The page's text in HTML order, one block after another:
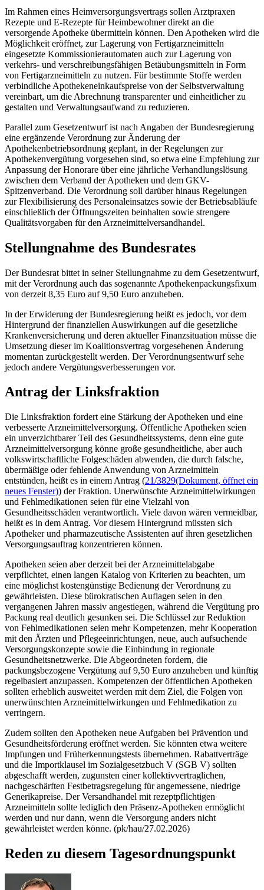
Im Rahmen eines Heimversorgungsvertrags sollen Arztpraxen
Rezepte und E-Rezepte für Heimbewohner direkt an die
versorgende Apotheke übermitteln können. Den Apotheken wird die
Möglichkeit eröffnet, zur Lagerung von Fertigarzneimitteln
eingesetzte Kommissionierautomaten auch zur Lagerung von
verkehrs- und verschreibungsfähigen Betäubungsmitteln in Form
von Fertigarzneimitteln zu nutzen. Für bestimmte Stoffe werden
verbindliche Apothekeneinkaufspreise von der Selbstverwaltung
vereinbart, um die Abrechnung transparenter und einheitlicher zu
gestalten und Verwaltungsaufwand zu reduzieren.
Parallel zum Gesetzentwurf ist nach Angaben der Bundesregierung
eine ergänzende Verordnung zur Änderung der
Apothekenbetriebsordnung geplant, in der Regelungen zur
Apothekenvergütung vorgesehen sind, so etwa eine Empfehlung zur
Anpassung der Honorare über eine jährliche Verhandlungslösung
zwischen dem Verband der Apotheken und dem GKV-
Spitzenverband. Die Verordnung soll darüber hinaus Regelungen
zur Flexibilisierung des Personaleinsatzes sowie der Betriebsabläufe
einschließlich der Öffnungszeiten beinhalten sowie strengere
Qualitätsvorgaben für den Arzneimittelversandhandel.
Stellungnahme des Bundesrates
Der Bundesrat bittet in seiner Stellungnahme zu dem Gesetzentwurf,
mit der Verordnung auch das sogenannte Apothekenpackungsfixum
von derzeit 8,35 Euro auf 9,50 Euro anzuheben.
In der Erwiderung der Bundesregierung heißt es jedoch, vor dem
Hintergrund der finanziellen Auswirkungen auf die gesetzliche
Krankenversicherung und deren aktueller Finanzsituation müsse die
Umsetzung dieser im Koalitionsvertrag vorgesehenen Änderung
momentan zurückgestellt werden. Der Verordnungsentwurf sehe
jedoch andere Vergütungsverbesserungen vor.
Antrag der Linksfraktion
Die Linksfraktion fordert eine Stärkung der Apotheken und eine
verbesserte Arzneimittelversorgung. Öffentliche Apotheken seien
ein unverzichtbarer Teil des Gesundheitssystems, denn eine gute
Arzneimittelversorgung könne große gesundheitliche, aber auch
volkswirtschaftliche Folgeschäden abwenden, die durch falsche,
übermäßige oder fehlende Anwendung von Arzneimitteln
entstünden, heißt es in einem Antrag (21/3829(Dokument, öffnet ein
neues Fenster)) der Fraktion. Unerwünschte Arzneimittelwirkungen
und Fehlmedikationen seien für eine Vielzahl von
Gesundheitsschäden verantwortlich. Viele davon wären vermeidbar,
heißt es in dem Antrag. Vor diesem Hintergrund müssten sich
Apotheker und pharmazeutische Assistenten auf ihren gesetzlichen
Versorgungsauftrag konzentrieren können.
Apotheken seien aber derzeit bei der Arzneimittelabgabe
verpflichtet, einen langen Katalog von Kriterien zu beachten, um
eine möglichst kostengünstige Bedienung der Verordnung zu
gewährleisten. Diese bürokratischen Auflagen seien in den
vergangenen Jahren massiv angestiegen, während die Vergütung pro
Packung real deutlich gesunken sei. Die Schlüssel zur Reduktion
von Fehlmedikationen seien mehr Kompetenzen, mehr Kooperation
mit den Ärzten und Pflegeeinrichtungen, neue, auch aufsuchende
Versorgungskonzepte sowie die Einbindung in regionale
Gesundheitsnetzwerke. Die Abgeordneten fordern, die
packungsbezogene Vergütung auf 9,50 Euro anzuheben und künftig
regelbasiert anzupassen. Kompetenzen der öffentlichen Apotheken
sollten erheblich ausweitet werden mit dem Ziel, die Folgen von
unerwünschten Arzneimittelwirkungen und Fehlmedikation zu
verringern.
Zudem sollten den Apotheken neue Aufgaben bei Prävention und
Gesundheitsförderung eröffnet werden. Sie könnten etwa weitere
Impfungen und Früherkennungstests übernehmen. Rabattverträge
und die Importklausel im Sozialgesetzbuch V (SGB V) sollten
abgeschafft werden, zugunsten einer kollektivvertraglichen,
nachgeschärften Festbetragsregelung für angemessene, niedrige
Generikapreise. Der Versandhandel mit rezeptpflichtigen
Arzneimitteln sollte lediglich den Präsenz-Apotheken ermöglicht
werden und nur dann, wenn die Versorgung anders nicht
gewährleistet werden könne. (pk/hau/27.02.2026)
Reden zu diesem Tagesordnungspunkt